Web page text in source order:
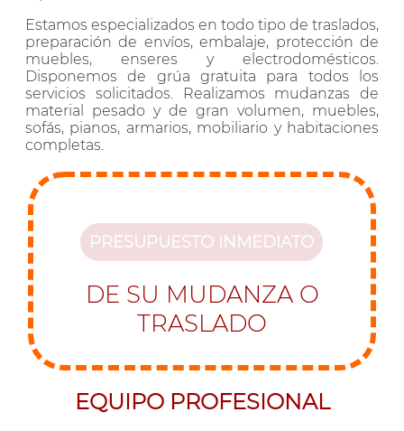
Estamos especializados en todo tipo de traslados,
preparación de envíos, embalaje, protección de
muebles, enseres y electrodomésticos.
Disponemos de grúa gratuita para todos los
servicios solicitados. Realizamos mudanzas de
material pesado y de gran volumen, muebles,
sofás, pianos, armarios, mobiliario y habitaciones
completas.
PRESUPUESTO INMEDIATO
DE SU MUDANZA O
TRASLADO
EQUIPO PROFESIONAL